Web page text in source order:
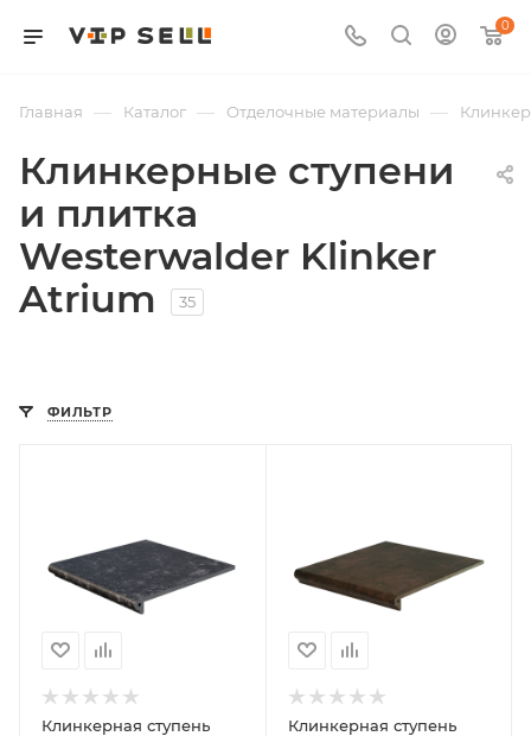
0
Главная — Каталог — Отделочные материалы —
Клинкерные ступени
и плитка
Westerwalder Klinker
Atrium
35
ФИЛЬТР
Клинкерная ступень
Клинкерная ступень